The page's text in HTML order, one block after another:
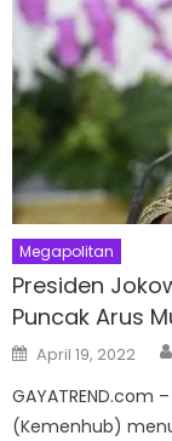
Megapolitan
Presiden
Puncak Arus
Posted
on
April 19, 2022
(Kemenhub)